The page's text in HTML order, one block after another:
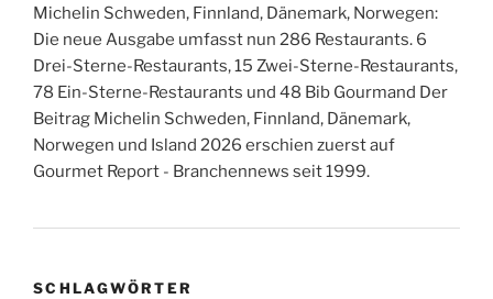
Michelin Schweden, Finnland, Dänemark, Norwegen:
Die neue Ausgabe umfasst nun 286 Restaurants. 6
Drei-Sterne-Restaurants, 15 Zwei-Sterne-Restaurants,
78 Ein-Sterne-Restaurants und 48 Bib Gourmand Der
Beitrag Michelin Schweden, Finnland, Dänemark,
Norwegen und Island 2026 erschien zuerst auf
Gourmet Report - Branchennews seit 1999.
SCHLAGWÖRTER